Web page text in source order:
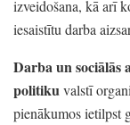
izveidošana, kā arī
iesaistītu darba
Darba un sociālās
politiku valstī
pienākumos ietilpst